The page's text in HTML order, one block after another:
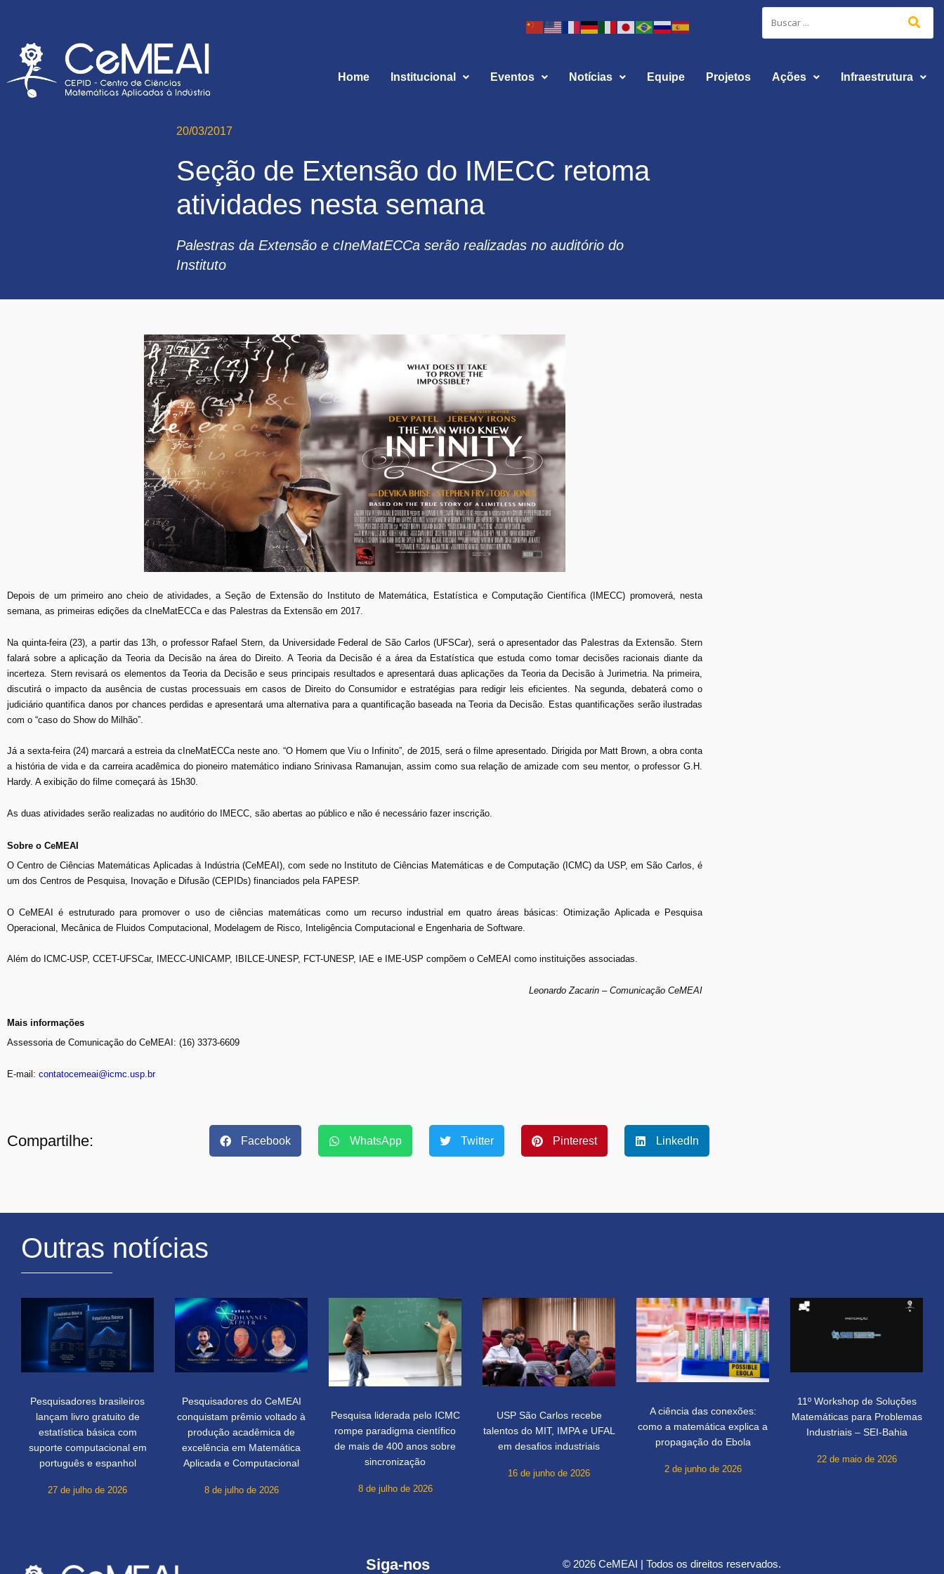
Home Institucional Eventos Notícias Equipe Projetos Ações Infraestrutura
20/03/2017
Seção de Extensão do IMECC retoma
atividades nesta semana
Palestras da Extensão e cIneMatECCa serão realizadas no auditório do
Instituto
Depois de um primeiro ano cheio de atividades, a Seção de Extensão do Instituto de Matemática, Estatística e Computação Científica (IMECC) promoverá, nesta
semana, as primeiras edições da cIneMatECCa e das Palestras da Extensão em 2017.
Na quinta-feira (23), a partir das 13h, o professor Rafael Stern, da Universidade Federal de São Carlos (UFSCar), será o apresentador das Palestras da Extensão. Stern
falará sobre a aplicação da Teoria da Decisão na área do Direito. A Teoria da Decisão é a área da Estatística que estuda como tomar decisões racionais diante da
incerteza. Stern revisará os elementos da Teoria da Decisão e seus principais resultados e apresentará duas aplicações da Teoria da Decisão à Jurimetria. Na primeira,
discutirá o impacto da ausência de custas processuais em casos de Direito do Consumidor e estratégias para redigir leis eficientes. Na segunda, debaterá como o
judiciário quantifica danos por chances perdidas e apresentará uma alternativa para a quantificação baseada na Teoria da Decisão. Estas quantificações serão ilustradas
com o “caso do Show do Milhão”.
Já a sexta-feira (24) marcará a estreia da cIneMatECCa neste ano. “O Homem que Viu o Infinito”, de 2015, será o filme apresentado. Dirigida por Matt Brown, a obra conta
a história de vida e da carreira acadêmica do pioneiro matemático indiano Srinivasa Ramanujan, assim como sua relação de amizade com seu mentor, o professor G.H.
Hardy. A exibição do filme começará às 15h30.
As duas atividades serão realizadas no auditório do IMECC, são abertas ao público e não é necessário fazer inscrição.
Sobre o CeMEAI
O Centro de Ciências Matemáticas Aplicadas à Indústria (CeMEAI), com sede no Instituto de Ciências Matemáticas e de Computação (ICMC) da USP, em São Carlos, é
um dos Centros de Pesquisa, Inovação e Difusão (CEPIDs) financiados pela FAPESP.
O CeMEAI é estruturado para promover o uso de ciências matemáticas como um recurso industrial em quatro áreas básicas: Otimização Aplicada e Pesquisa
Operacional, Mecânica de Fluidos Computacional, Modelagem de Risco, Inteligência Computacional e Engenharia de Software.
Além do ICMC-USP, CCET-UFSCar, IMECC-UNICAMP, IBILCE-UNESP, FCT-UNESP, IAE e IME-USP compõem o CeMEAI como instituições associadas.
Leonardo Zacarin – Comunicação CeMEAI
Mais informações
Assessoria de Comunicação do CeMEAI: (16) 3373-6609
E-mail: contatocemeai@icmc.usp.br
Compartilhe: Facebook WhatsApp Twitter Pinterest LinkedIn
Outras notícias
Pesquisadores brasileiros
lançam livro gratuito de
estatística básica com
suporte computacional em
português e espanhol
27 de julho de 2026
Pesquisadores do CeMEAI
conquistam prêmio voltado à
produção acadêmica de
excelência em Matemática
Aplicada e Computacional
8 de julho de 2026
Pesquisa liderada pelo ICMC
rompe paradigma científico
de mais de 400 anos sobre
sincronização
8 de julho de 2026
USP São Carlos recebe
talentos do MIT, IMPA e UFAL
em desafios industriais
16 de junho de 2026
A ciência das conexões:
como a matemática explica a
propagação do Ebola
2 de junho de 2026
11º Workshop de Soluções
Matemáticas para Problemas
Industriais – SEI-Bahia
22 de maio de 2026
Siga-nos © 2026 CeMEAI | Todos os direitos reservados.